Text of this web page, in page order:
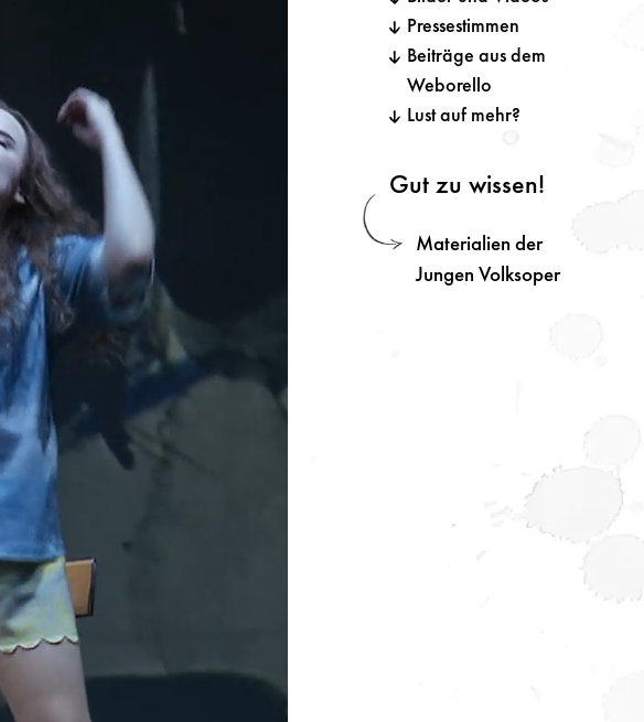
Pressestimmen
Beiträge aus dem
Weborello
Lust auf mehr?
Gut zu wissen!
Materialien der
Jungen Volksoper